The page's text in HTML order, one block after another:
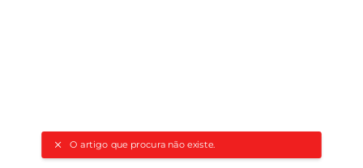
O artigo que procura não existe.